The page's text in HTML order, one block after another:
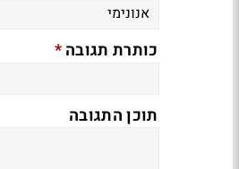
כותרת תגובה*
תוכן התגובה